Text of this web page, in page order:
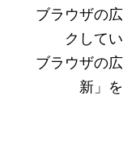
ブラウザの
クして
ブラウザの
新」